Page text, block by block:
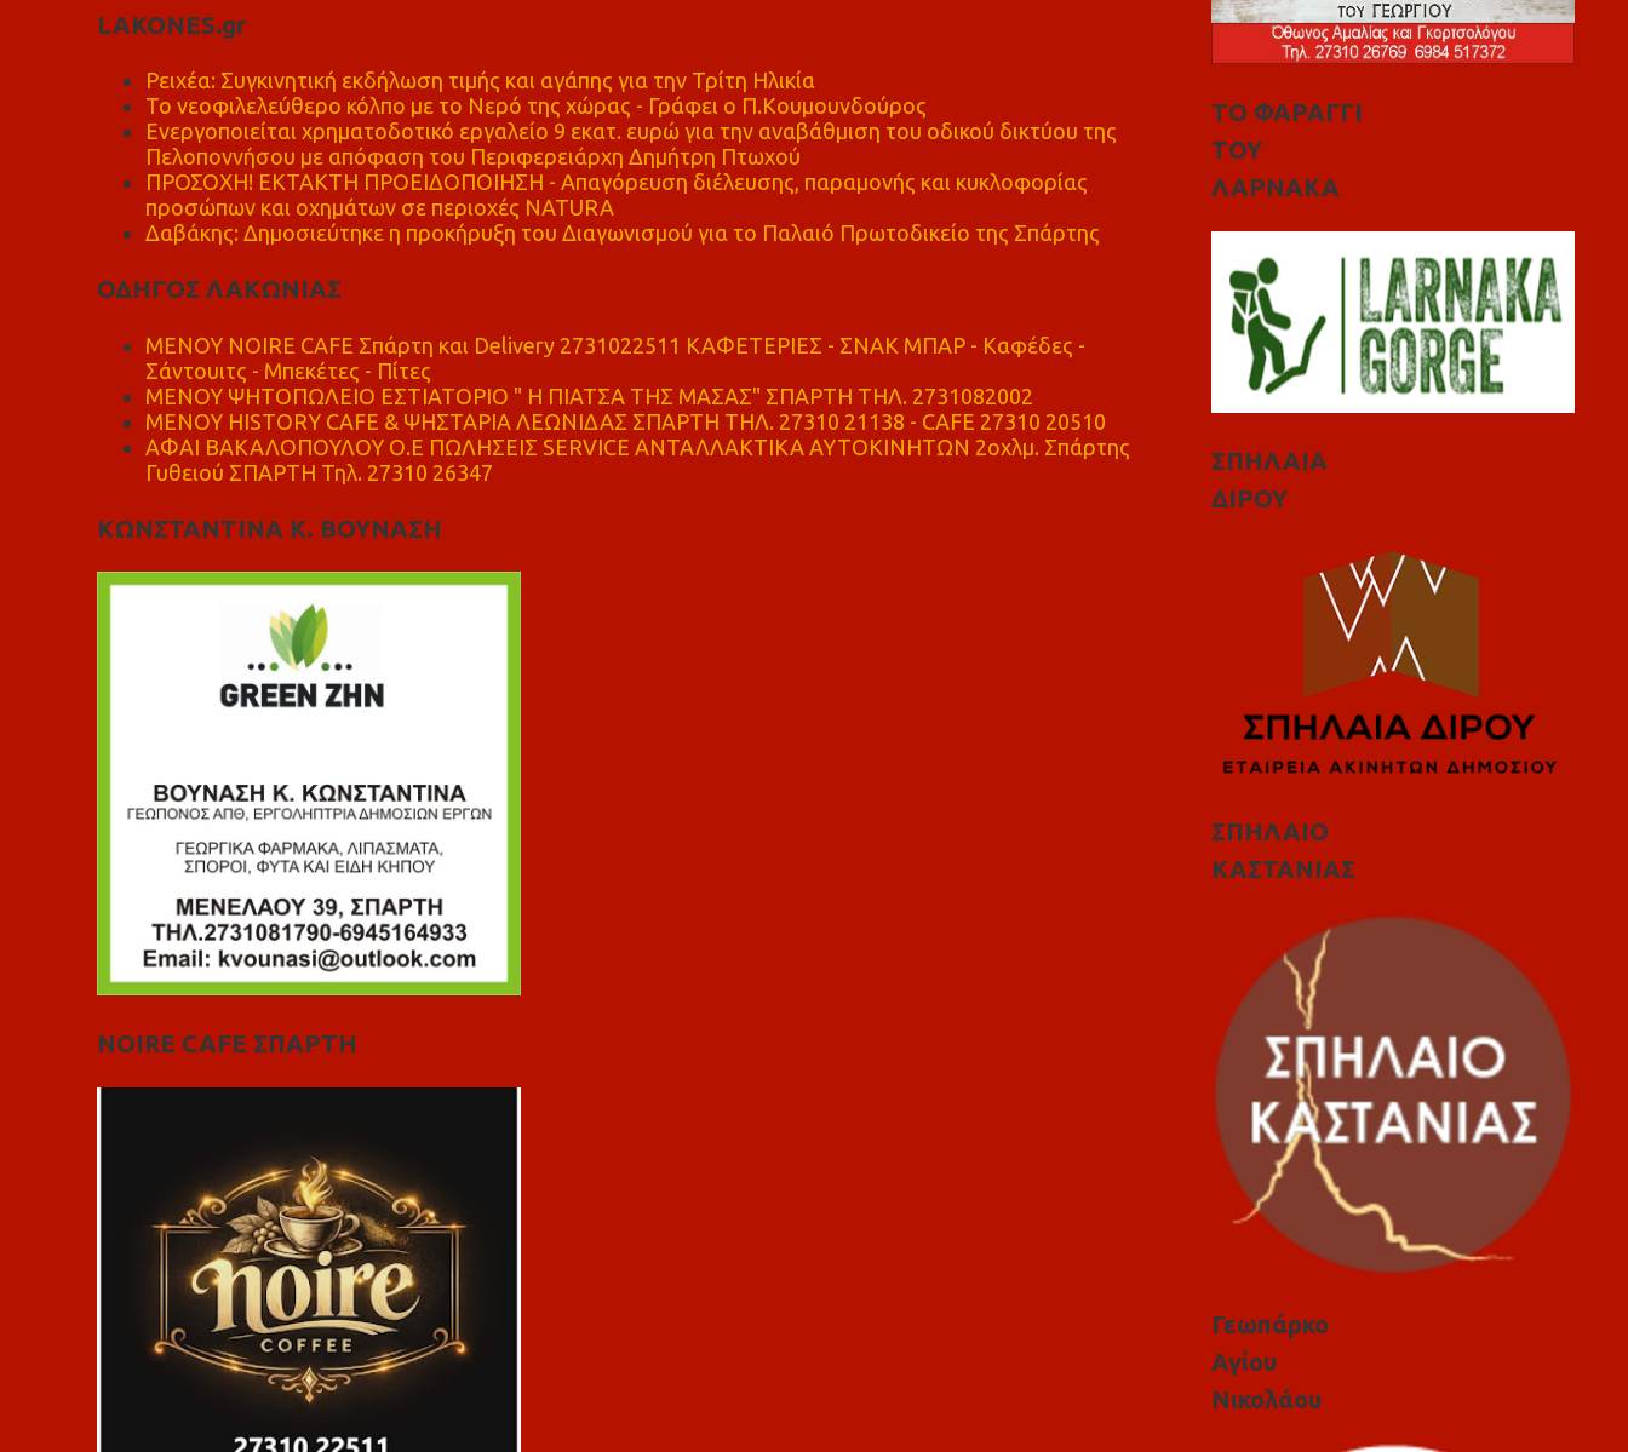
LAKONES.gr
Ρειχέα: Συγκινητική εκδήλωση τιμής και αγάπης για την Τρίτη Ηλικία
Το νεοφιλελεύθερο κόλπο με το Νερό της χώρας - Γράφει ο Π.Κουμουνδούρος
Ενεργοποιείται χρηματοδοτικό εργαλείο 9 εκατ. ευρώ για την αναβάθμιση του οδικού δικτύου της
Πελοποννήσου με απόφαση του Περιφερειάρχη Δημήτρη Πτωχού
ΠΡΟΣΟΧΗ! ΕΚΤΑΚΤΗ ΠΡΟΕΙΔΟΠΟΙΗΣΗ - Απαγόρευση διέλευσης, παραμονής και κυκλοφορίας
προσώπων και οχημάτων σε περιοχές NATURA
Δαβάκης: Δημοσιεύτηκε η προκήρυξη του Διαγωνισμού για το Παλαιό Πρωτοδικείο της Σπάρτης
ΟΔΗΓΟΣ ΛΑΚΩΝΙΑΣ
MENOY NOIRE CAFE Σπάρτη και Delivery 2731022511 ΚΑΦΕΤΕΡΙΕΣ - ΣΝΑΚ ΜΠΑΡ - Καφέδες -
Σάντουιτς - Μπεκέτες - Πίτες
ΜΕΝΟΥ ΨΗΤΟΠΩΛΕΙΟ ΕΣΤΙΑΤΟΡΙΟ " Η ΠΙΑΤΣΑ ΤΗΣ ΜΑΣΑΣ" ΣΠΑΡΤΗ ΤΗΛ. 2731082002
ΜΕΝΟΥ HISTORY CAFE & ΨΗΣΤΑΡΙΑ ΛΕΩΝΙΔΑΣ ΣΠΑΡΤΗ ΤΗΛ. 27310 21138 - CAFE 27310 20510
ΑΦΑΙ ΒΑΚΑΛΟΠΟΥΛΟΥ Ο.Ε ΠΩΛΗΣΕΙΣ SERVICE ΑΝΤΑΛΛΑΚΤΙΚΑ ΑΥΤΟΚΙΝΗΤΩΝ 2οχλμ. Σπάρτης
Γυθειού ΣΠΑΡΤΗ Τηλ. 27310 26347
ΚΩΝΣΤΑΝΤΙΝΑ Κ. ΒΟΥΝΑΣΗ
NOIRE CAFE ΣΠΑΡΤΗ
ΤΟ ΦΑΡΑΓΓΙ
ΤΟΥ
ΛΑΡΝΑΚΑ
ΣΠΗΛΑΙΑ
ΔΙΡΟΥ
ΣΠΗΛΑΙΟ
ΚΑΣΤΑΝΙΑΣ
Γεωπάρκο
Αγίου
Νικολάου